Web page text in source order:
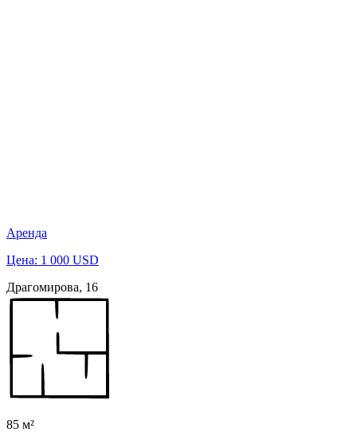
Аренда
Цена: 1 000 USD
Драгомирова, 16
85 м²